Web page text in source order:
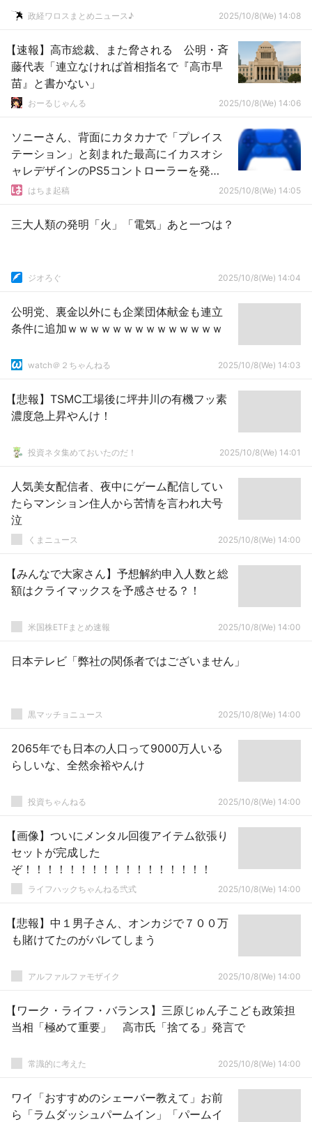
政経ワロスまとめニュース♪ 2025/10/8(We) 14:08
【速報】高市総裁、また脅される 公明・斉
藤代表「連立なければ首相指名で『高市早
苗』と書かない」
おーるじゃんる 2025/10/8(We) 14:06
ソニーさん、背面にカタカナで「プレイス
テーション」と刻まれた最高にイカスオシ
ャレデザインのPS5コントローラーを発
売！！はちま起稿 2025/10/8(We) 14:05
三大人類の発明「火」「電気」あと一つは？
ジオろぐ 2025/10/8(We) 14:04
公明党、裏金以外にも企業団体献金も連立
条件に追加ｗｗｗｗｗｗｗｗｗｗｗｗｗｗ
watch＠２ちゃんねる 2025/10/8(We) 14:03
【悲報】TSMC工場後に坪井川の有機フッ素
濃度急上昇やんけ！
投資ネタ集めておいたのだ！ 2025/10/8(We) 14:01
人気美女配信者、夜中にゲーム配信してい
たらマンション住人から苦情を言われ大号
泣
くまニュース 2025/10/8(We) 14:00
【みんなで大家さん】予想解約申入人数と総
額はクライマックスを予感させる？！
米国株ETFまとめ速報 2025/10/8(We) 14:00
日本テレビ「弊社の関係者ではございません」
黒マッチョニュース 2025/10/8(We) 14:00
2065年でも日本の人口って9000万人いる
らしいな、全然余裕やんけ
投資ちゃんねる 2025/10/8(We) 14:00
【画像】ついにメンタル回復アイテム欲張り
セットが完成した
ぞ！！！！！！！！！！！！！！！！！
ライフハックちゃんねる弐式 2025/10/8(We) 14:00
【悲報】中１男子さん、オンカジで７００万
も賭けてたのがバレてしまう
アルファルファモザイク 2025/10/8(We) 14:00
【ワーク・ライフ・バランス】三原じゅん子こども政策担
当相「極めて重要」 高市氏「捨てる」発言で
常識的に考えた 2025/10/8(We) 14:00
ワイ「おすすめのシェーバー教えて」お前
ら「ラムダッシュパームイン」「パームイ